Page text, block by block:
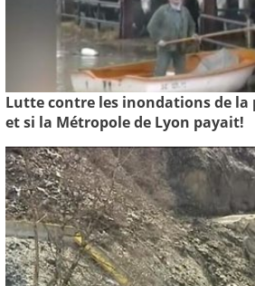
Lutte contre les inondations de la
et si la Métropole de Lyon payait!